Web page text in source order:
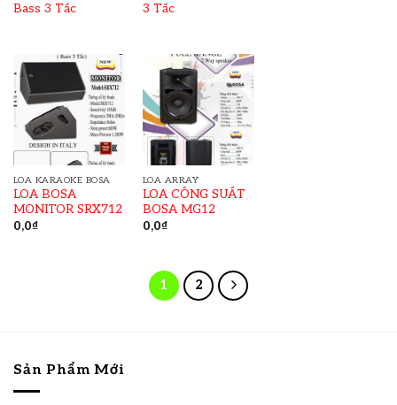
Bass 3 Tấc
3 Tấc
LOA KARAOKE BOSA
LOA BOSA
MONITOR SRX712
0,0₫
LOA ARRAY
LOA CÔNG SUẤT
BOSA MG12
0,0₫
1 2
Sản Phẩm Mới